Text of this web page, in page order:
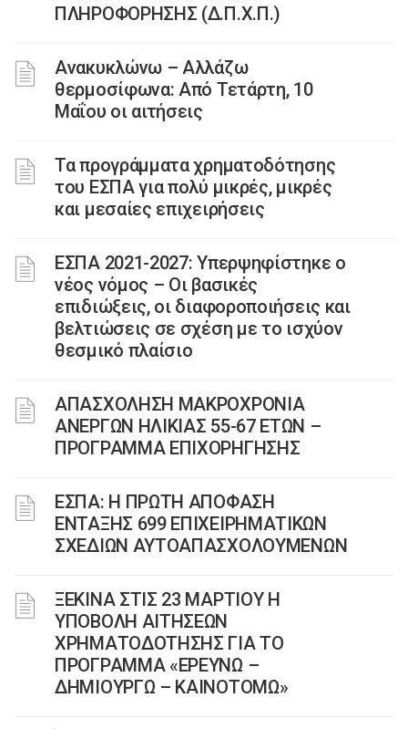
ΠΛΗΡΟΦΟΡΗΣΗΣ (Δ.Π.Χ.Π.)
Ανακυκλώνω – Αλλάζω
θερμοσίφωνα: Από Τετάρτη, 10
Μαΐου οι αιτήσεις
Τα προγράμματα χρηματοδότησης
του ΕΣΠΑ για πολύ μικρές, μικρές
και μεσαίες επιχειρήσεις
ΕΣΠΑ 2021-2027: Υπερψηφίστηκε ο
νέος νόμος – Οι βασικές
επιδιώξεις, οι διαφοροποιήσεις και
βελτιώσεις σε σχέση με το ισχύον
θεσμικό πλαίσιο
ΑΠΑΣΧΟΛΗΣΗ ΜΑΚΡΟΧΡΟΝΙΑ
ΑΝΕΡΓΩΝ ΗΛΙΚΙΑΣ 55-67 ΕΤΩΝ –
ΠΡΟΓΡΑΜΜΑ ΕΠΙΧΟΡΗΓΗΣΗΣ
ΕΣΠΑ: Η ΠΡΩΤΗ ΑΠΟΦΑΣΗ
ΕΝΤΑΞΗΣ 699 ΕΠΙΧΕΙΡΗΜΑΤΙΚΩΝ
ΣΧΕΔΙΩΝ ΑΥΤΟΑΠΑΣΧΟΛΟΥΜΕΝΩΝ
ΞΕΚΙΝΑ ΣΤΙΣ 23 ΜΑΡΤΙΟΥ Η
ΥΠΟΒΟΛΗ ΑΙΤΗΣΕΩΝ
ΧΡΗΜΑΤΟΔΟΤΗΣΗΣ ΓΙΑ ΤΟ
ΠΡΟΓΡΑΜΜΑ «ΕΡΕΥΝΩ –
ΔΗΜΙΟΥΡΓΩ – ΚΑΙΝΟΤΟΜΩ»